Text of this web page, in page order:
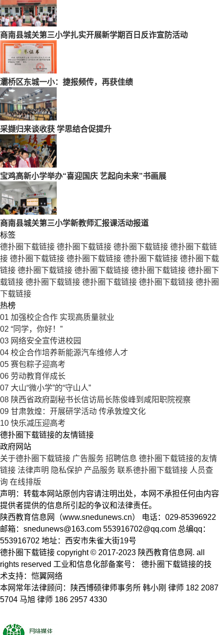
商南县城关第三小学扎实开展新学期百日反诈宣防活动
灞桥区东城一小：捷报频传，再获佳绩
采撷归来谈收获 学思结合促提升
宝鸡高新小学举办“喜迎国庆 艺起向未来”书画展
商南县城关第三小学新教师汇报课活动报道
标签
德扑圈下载链接 德扑圈下载链接 德扑圈下载链接 德扑圈下载链
接 德扑圈下载链接 德扑圈下载链接 德扑圈下载链接 德扑圈下载
链接 德扑圈下载链接 德扑圈下载链接 德扑圈下载链接 德扑圈下
载链接 德扑圈下载链接 德扑圈下载链接 德扑圈下载链接 德扑圈
下载链接
热榜
01 加强校企合作 实现高质量就业
02 “同学，你好！”
03 网络安全宣传进校园
04 校企合作培养新能源汽车维修人才
05 赛包粽子迎高考
06 劳动教育伴成长
07 大山“微小学”的“守山人”
08 陕西省政府副秘书长信访局长陈俊峰到咸阳职院视察
09 甘肃敦煌：开展研学活动 传承敦煌文化
10 快乐减压迎高考
德扑圈下载链接的友情链接
政府网站
关于德扑圈下载链接 广告服务 招聘信息 德扑圈下载链接的友情
链接 法律声明 隐私保护 产品服务 联系德扑圈下载链接 人员查
询 在线排版
声明：转载本网站原创内容请注明出处，本网不承担任何由内容
提供者提供的信息所引起的争议和法律责任。
陕西教育信息网（www.snedunews.cn） 电话：029-85396922
邮箱： snedunews@163.com 553916702@qq.com 总编qq：
553916702 地址：西安市朱雀大街19号
德扑圈下载链接 copyright © 2017-2023 陕西教育信息网. all
rights reserved 工业和信息化部备案号： 德扑圈下载链接的技
术支持：恺翼网络
本网常年法律顾问：陕西博硕律师事务所 韩小刚 律师 182 2087
5704 马旭 律师 186 2957 4330